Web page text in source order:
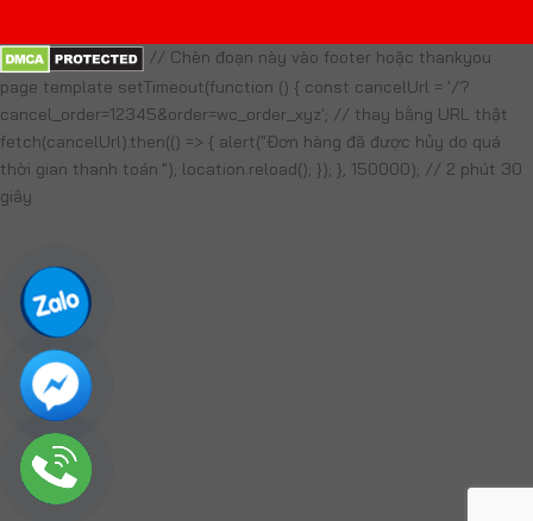
// Chèn đoạn này vào footer hoặc thankyou
page template setTimeout(function () { const cancelUrl = '/?
cancel_order=12345&order=wc_order_xyz'; // thay bằng URL thật
fetch(cancelUrl).then(() => { alert("Đơn hàng đã được hủy do quá
thời gian thanh toán."); location.reload(); }); }, 150000); // 2 phút 30
giây